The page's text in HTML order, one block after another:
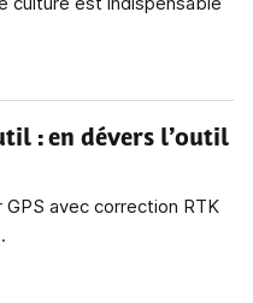
: en dévers l’outil
avec correction RTK